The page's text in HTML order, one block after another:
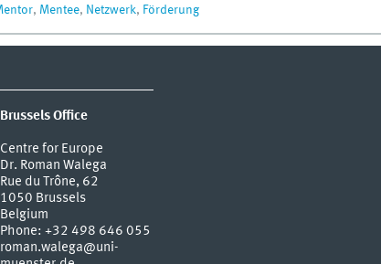
, Mentee, Netzwerk, Förderung
Brussels Office
Centre for Europe
Dr. Roman Walega
Rue du Trône, 62
1050 Brussels
Belgium
Phone: +32 498 646 055
roman.walega@uni-